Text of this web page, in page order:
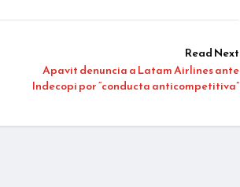
Read Next
Apavit denuncia a Latam Airlines ante
Indecopi por “conducta anticompetitiva”